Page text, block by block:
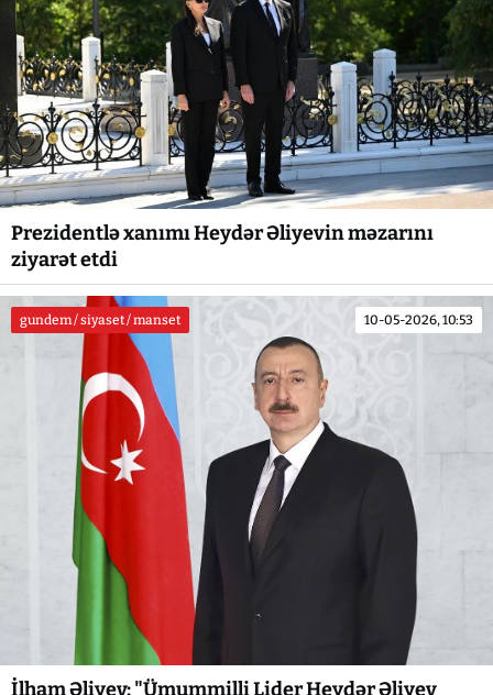
Prezidentlə xanımı Heydər Əliyevin məzarını
ziyarət etdi
gundem / siyaset / manset 10-05-2026, 10:53
İlham Əliyev: "Ümummilli Lider Heydər Əliyev